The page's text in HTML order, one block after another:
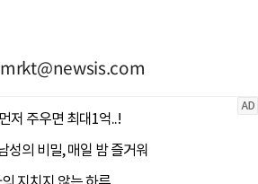
mrkt@newsis.com